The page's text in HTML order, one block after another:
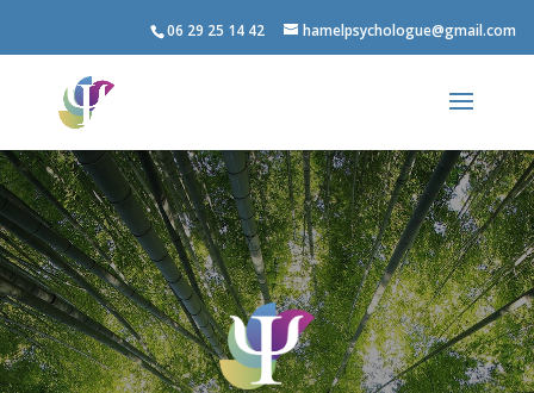
06 29 25 14 42 hamelpsychologue@gmail.com